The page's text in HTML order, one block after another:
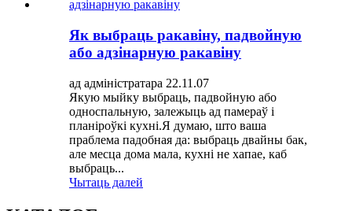
Як выбраць ракавіну, падвойную
або адзінарную ракавіну
ад адміністратара 22.11.07
Якую мыйку выбраць, падвойную або
односпальную, залежыць ад памераў і
планіроўкі кухні.Я думаю, што ваша
праблема падобная да: выбраць двайны бак,
але месца дома мала, кухні не хапае, каб
выбраць...
Чытаць далей